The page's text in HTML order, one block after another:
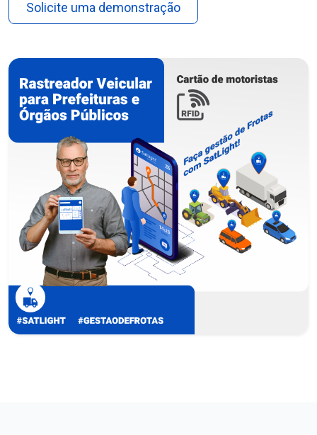
Solicite uma demonstração